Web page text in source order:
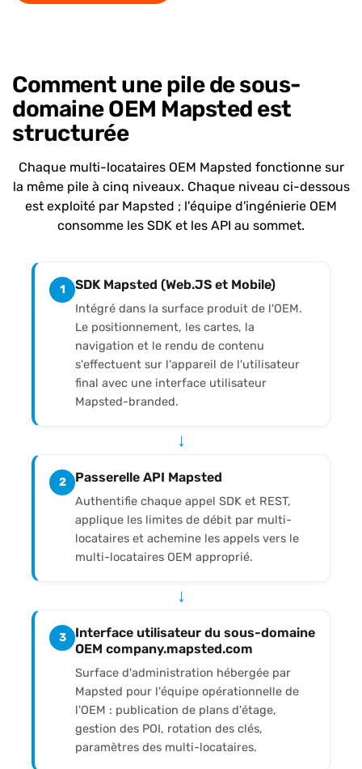
Comment une pile de sous-
domaine OEM Mapsted est
structurée
Chaque multi-locataires OEM Mapsted fonctionne sur
la même pile à cinq niveaux. Chaque niveau ci-dessous
est exploité par Mapsted ; l'équipe d'ingénierie OEM
consomme les SDK et les API au sommet.
1 SDK Mapsted (Web.JS et Mobile)
Intégré dans la surface produit de l'OEM.
Le positionnement, les cartes, la
navigation et le rendu de contenu
s'effectuent sur l'appareil de l'utilisateur
final avec une interface utilisateur
Mapsted-branded.
↓
2 Passerelle API Mapsted
Authentifie chaque appel SDK et REST,
applique les limites de débit par multi-
locataires et achemine les appels vers le
multi-locataires OEM approprié.
↓
3
Interface utilisateur du sous-domaine
OEM company.mapsted.com
Surface d'administration hébergée par
Mapsted pour l'équipe opérationnelle de
l'OEM : publication de plans d'étage,
gestion des POI, rotation des clés,
paramètres des multi-locataires.